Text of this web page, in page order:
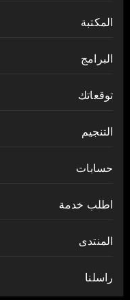
المكتبة
البرامج
توقعاتك
التنجيم
حسابات
اطلب خدمة
المنتدى
راسلنا